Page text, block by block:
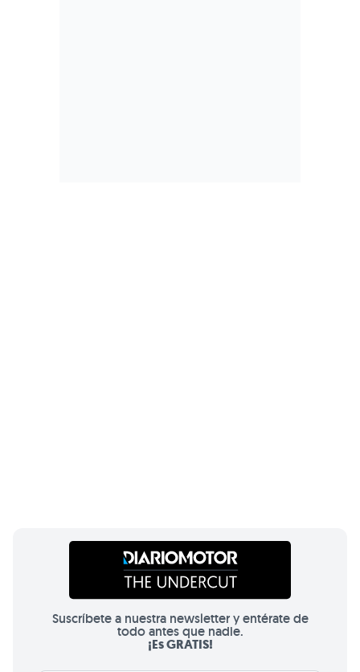
Suscríbete a nuestra newsletter y entérate de
todo antes que nadie.
¡Es GRATIS!